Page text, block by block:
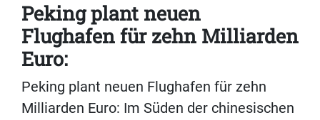
Peking plant neuen
Flughafen für zehn Milliarden
Euro:
Peking plant neuen Flughafen für zehn
Milliarden Euro: Im Süden der chinesischen